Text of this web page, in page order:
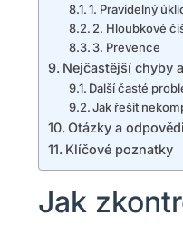
1. Pravidelný
2. Hloubkové
3. Prevence
Nejčastější chyby
Další časté
Jak řešit
Otázky a odpovědi
Klíčové poznatky
Jak